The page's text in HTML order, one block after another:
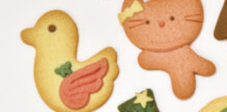
SPECIAL
NEW OPEN
SERIES
CULTURE